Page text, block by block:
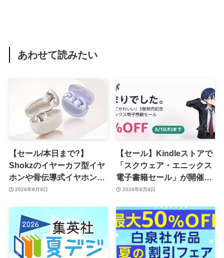
あわせて読みたい
【セール/本日まで?】
Shokzのイヤーカフ型イヤ
ホンや骨伝導式イヤホンが
一律10％のポイント還元に
2026年8月9日
【セール】Kindleストアで
「スクウェア・エニックス
電子書籍セール」が開催中
ｰ コミックやゲーム関連書
2026年8月8日